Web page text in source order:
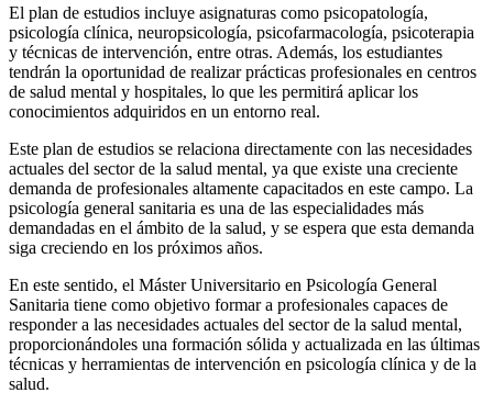
El plan de estudios incluye asignaturas como psicopatología,
psicología clínica, neuropsicología, psicofarmacología, psicoterapia
y técnicas de intervención, entre otras. Además, los estudiantes
tendrán la oportunidad de realizar prácticas profesionales en centros
de salud mental y hospitales, lo que les permitirá aplicar los
conocimientos adquiridos en un entorno real.
Este plan de estudios se relaciona directamente con las necesidades
actuales del sector de la salud mental, ya que existe una creciente
demanda de profesionales altamente capacitados en este campo. La
psicología general sanitaria es una de las especialidades más
demandadas en el ámbito de la salud, y se espera que esta demanda
siga creciendo en los próximos años.
En este sentido, el Máster Universitario en Psicología General
Sanitaria tiene como objetivo formar a profesionales capaces de
responder a las necesidades actuales del sector de la salud mental,
proporcionándoles una formación sólida y actualizada en las últimas
técnicas y herramientas de intervención en psicología clínica y de la
salud.